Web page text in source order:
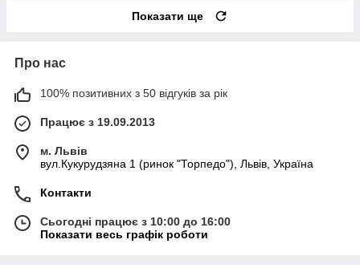
Показати ще
Про нас
100% позитивних з 50 відгуків за рік
Працює з 19.09.2013
м. Львів
вул.Кукурудзяна 1 (ринок "Торпедо"), Львів, Україна
Контакти
Сьогодні працює з 10:00 до 16:00
Показати весь графік роботи